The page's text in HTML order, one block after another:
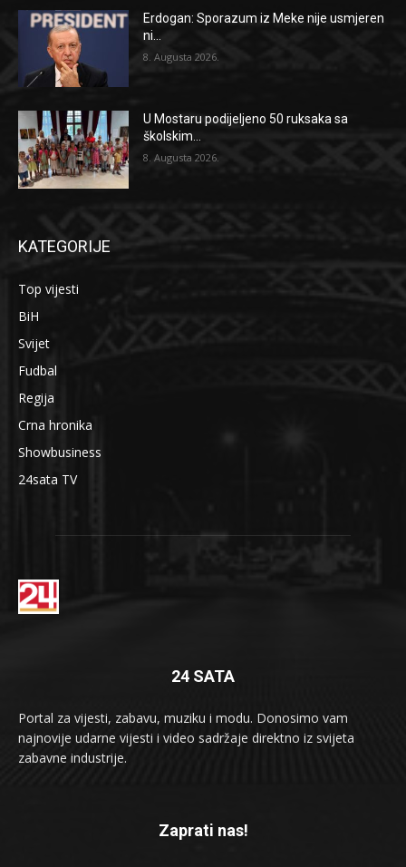
Erdogan: Sporazum iz Meke nije usmjeren
ni...
8. Augusta 2026.
U Mostaru podijeljeno 50 ruksaka sa
školskim...
8. Augusta 2026.
KATEGORIJE
Top vijesti
BiH
Svijet
Fudbal
Regija
Crna hronika
Showbusiness
24sata TV
24 SATA
Portal za vijesti, zabavu, muziku i modu. Donosimo vam
najnovije udarne vijesti i video sadržaje direktno iz svijeta
zabavne industrije.
Zaprati nas!